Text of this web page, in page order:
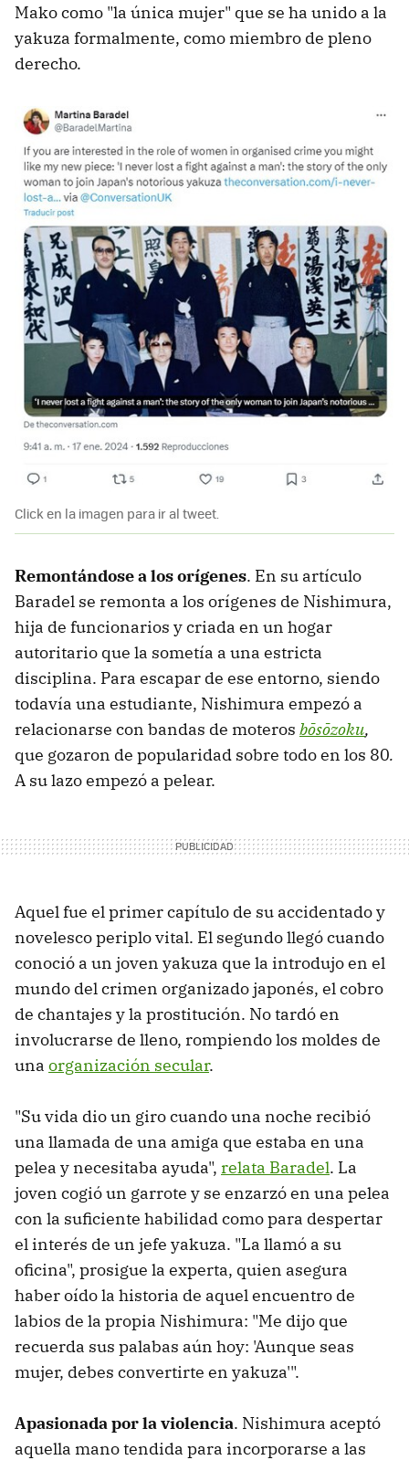
Mako como "la única mujer" que se ha unido a la
yakuza formalmente, como miembro de pleno
derecho.
Click en la imagen para ir al tweet.
Remontándose a los orígenes. En su artículo
Baradel se remonta a los orígenes de Nishimura,
hija de funcionarios y criada en un hogar
autoritario que la sometía a una estricta
disciplina. Para escapar de ese entorno, siendo
todavía una estudiante, Nishimura empezó a
relacionarse con bandas de moteros bōsōzoku,
que gozaron de popularidad sobre todo en los 80.
A su lazo empezó a pelear.
Aquel fue el primer capítulo de su accidentado y
novelesco periplo vital. El segundo llegó cuando
conoció a un joven yakuza que la introdujo en el
mundo del crimen organizado japonés, el cobro
de chantajes y la prostitución. No tardó en
involucrarse de lleno, rompiendo los moldes de
una organización secular.
"Su vida dio un giro cuando una noche recibió
una llamada de una amiga que estaba en una
pelea y necesitaba ayuda", relata Baradel. La
joven cogió un garrote y se enzarzó en una pelea
con la suficiente habilidad como para despertar
el interés de un jefe yakuza. "La llamó a su
oficina", prosigue la experta, quien asegura
haber oído la historia de aquel encuentro de
labios de la propia Nishimura: "Me dijo que
recuerda sus palabas aún hoy: 'Aunque seas
mujer, debes convertirte en yakuza'".
Apasionada por la violencia. Nishimura aceptó
aquella mano tendida para incorporarse a las